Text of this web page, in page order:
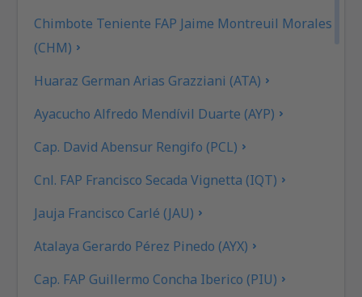
Chimbote Teniente FAP Jaime Montreuil Morales
(CHM)
Huaraz German Arias Grazziani (ATA)
Ayacucho Alfredo Mendívil Duarte (AYP)
Cap. David Abensur Rengifo (PCL)
Cnl. FAP Francisco Secada Vignetta (IQT)
Jauja Francisco Carlé (JAU)
Atalaya Gerardo Pérez Pinedo (AYX)
Cap. FAP Guillermo Concha Iberico (PIU)